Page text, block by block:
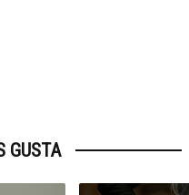
GUSTA